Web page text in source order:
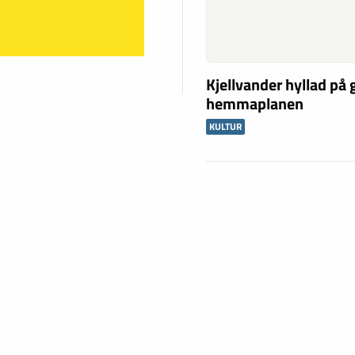
Kjellvander hyllad på
hemmaplanen
KULTUR